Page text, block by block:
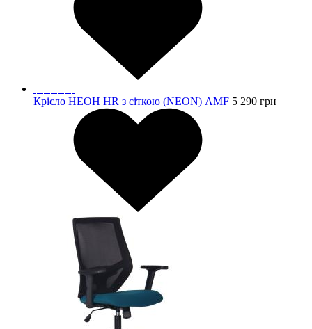
Крісло НЕОН HR з сіткою (NEON) AMF 5 290 грн